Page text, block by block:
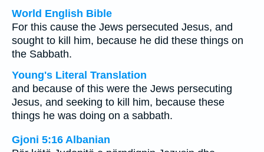
World English Bible
For this cause the Jews persecuted Jesus, and
sought to kill him, because he did these things on
the Sabbath.
Young's Literal Translation
and because of this were the Jews persecuting
Jesus, and seeking to kill him, because these
things he was doing on a sabbath.
Gjoni 5:16 Albanian